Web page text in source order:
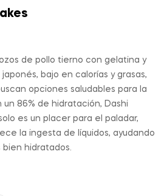
de pollo tierno con gelatina y
bajo en calorías y grasas,
opciones saludables para la
un 86% de hidratación, Dashi
es un placer para el paladar,
la ingesta de líquidos, ayudando
hidratados.